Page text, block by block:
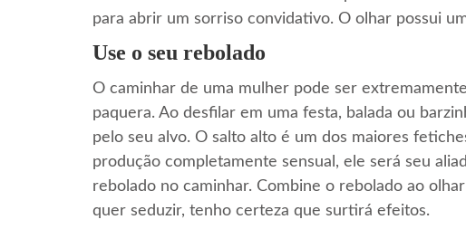
para abrir um sorriso convidativo. O olhar possui
Use o seu rebolado
O caminhar de uma mulher pode ser
paquera. Ao desfilar em uma festa, balada ou
pelo seu alvo. O salto alto é um dos maiores
produção completamente sensual, ele será seu
rebolado no caminhar. Combine o rebolado ao
quer seduzir, tenho certeza que surtirá efeitos.